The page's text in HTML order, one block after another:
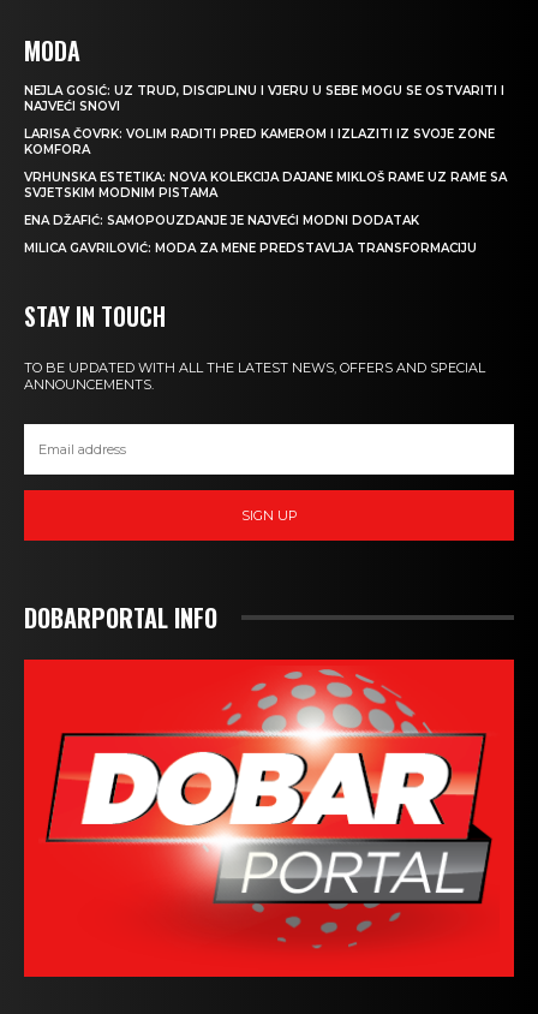
MODA
NEJLA GOSIĆ: UZ TRUD, DISCIPLINU I VJERU U SEBE MOGU SE OSTVARITI I
NAJVEĆI SNOVI
LARISA ČOVRK: VOLIM RADITI PRED KAMEROM I IZLAZITI IZ SVOJE ZONE
KOMFORA
VRHUNSKA ESTETIKA: NOVA KOLEKCIJA DAJANE MIKLOŠ RAME UZ RAME SA
SVJETSKIM MODNIM PISTAMA
ENA DŽAFIĆ: SAMOPOUZDANJE JE NAJVEĆI MODNI DODATAK
MILICA GAVRILOVIĆ: MODA ZA MENE PREDSTAVLJA TRANSFORMACIJU
STAY IN TOUCH
TO BE UPDATED WITH ALL THE LATEST NEWS, OFFERS AND SPECIAL
ANNOUNCEMENTS.
SIGN UP
DOBARPORTAL INFO